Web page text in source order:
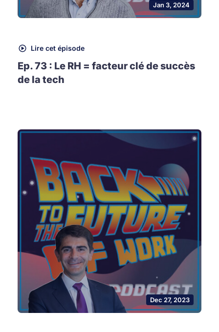
Jan 3, 2024
Lire cet épisode
Ep. 73 : Le RH = facteur clé de succès
de la tech
Dec 27, 2023